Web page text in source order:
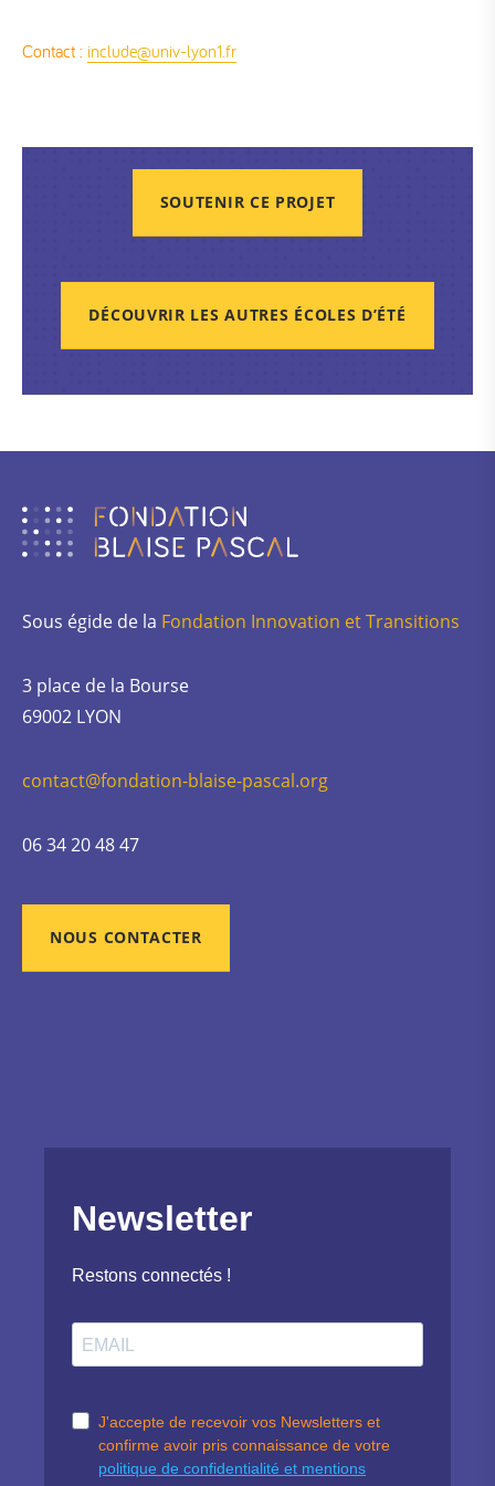
Contact : include@univ-lyon1.fr
SOUTENIR CE PROJET
DÉCOUVRIR LES AUTRES ÉCOLES D’ÉTÉ
Sous égide de la Fondation Innovation et Transitions
3 place de la Bourse
69002 LYON
contact@fondation-blaise-pascal.org
06 34 20 48 47
NOUS CONTACTER